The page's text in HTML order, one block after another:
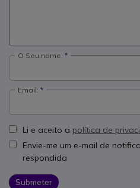
O Seu nome:
Email:
Li e aceito a política de
Envie-me um e-mail de
respondida
Submeter